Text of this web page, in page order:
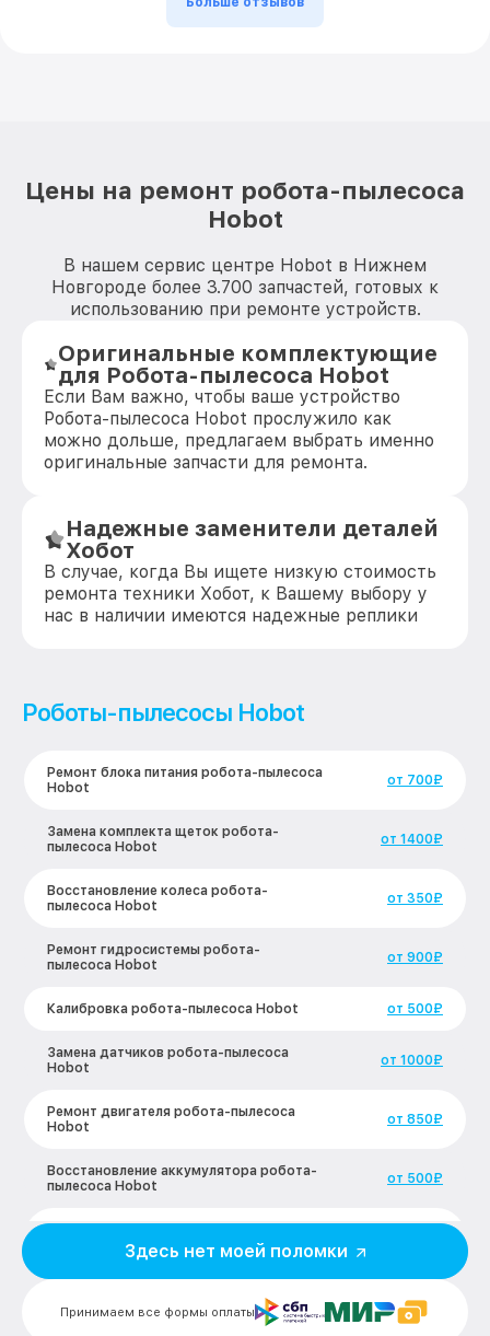
Цены на ремонт робота-пылесоса
Hobot
В нашем сервис центре Hobot в Нижнем
Новгороде более 3.700 запчастей, готовых к
использованию при ремонте устройств.
Оригинальные комплектующие
для Робота-пылесоса Hobot
Если Вам важно, чтобы ваше устройство
Робота-пылесоса Hobot прослужило как
можно дольше, предлагаем выбрать именно
оригинальные запчасти для ремонта.
Надежные заменители деталей
Хобот
В случае, когда Вы ищете низкую стоимость
ремонта техники Хобот, к Вашему выбору у
нас в наличии имеются надежные реплики
Роботы-пылесосы Hobot
Ремонт блока питания робота-пылесоса
Hobot
от 700₽
Замена комплекта щеток робота-
пылесоса Hobot
от 1400₽
Восстановление колеса робота-
пылесоса Hobot
от 350₽
Ремонт гидросистемы робота-
пылесоса Hobot
от 900₽
Калибровка робота-пылесоса Hobot от 500₽
Замена датчиков робота-пылесоса
Hobot
от 1000₽
Ремонт двигателя робота-пылесоса
Hobot
от 850₽
Восстановление аккумулятора робота-
пылесоса Hobot
от 500₽
движения робота-пылесоса Hobot
Hobot
от 300₽
Принимаем все формы оплаты
Здесь нет моей поломки